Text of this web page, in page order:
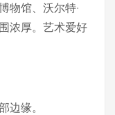
物馆、沃尔特·
浓厚。艺术爱好
边缘。